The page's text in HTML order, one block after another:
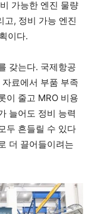
가능한 엔진 물량
, 정비 가능 엔진
이다.
갖는다. 국제항공
료에서 부품 부족
이 줄고 MRO 비용
늘어도 정비 능력
두 흔들릴 수 있다
더 끌어들이려는